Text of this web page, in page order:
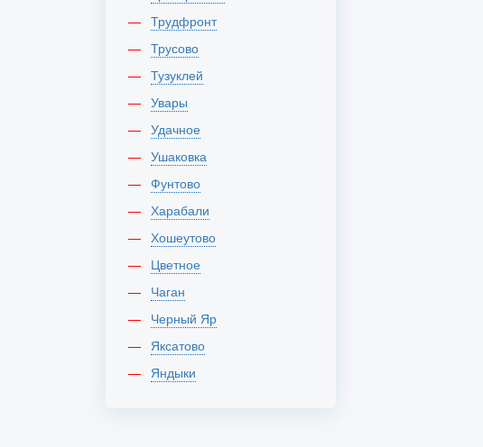
Трудфронт
Трусово
Тузуклей
Увары
Удачное
Ушаковка
Фунтово
Харабали
Хошеутово
Цветное
Чаган
Черный Яр
Яксатово
Яндыки